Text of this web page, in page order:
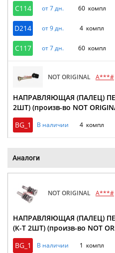
C114 от 7 дн. 60 компл
D214 от 9 дн. 4 компл
C117 от 7 дн. 60 компл
NOT ORIGINAL A***#
НАПРАВЛЯЮЩАЯ (ПАЛЕЦ)
2ШТ) (произв-во NOT
BG_1
В наличии 4 компл
Аналоги
NOT ORIGINAL A***#
НАПРАВЛЯЮЩАЯ (ПАЛЕЦ)
(К-Т 2ШТ) (произв-во NOT
BG_1
В наличии 1 компл